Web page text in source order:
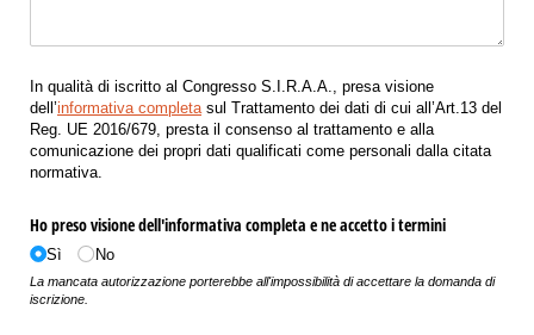
In qualità di iscritto al Congresso S.I.R.A.A., presa visione
dell’informativa completasul Trattamento dei dati di cui all’Art.13 del
Reg. UE 2016/679, presta il consenso al trattamento e alla
comunicazione dei propri dati qualificati come personali dalla citata
normativa.
Ho preso visione dell'informativa completa e ne accetto i termini
Sì No
La mancata autorizzazione porterebbe all'impossibilità di accettare la domanda di
iscrizione.